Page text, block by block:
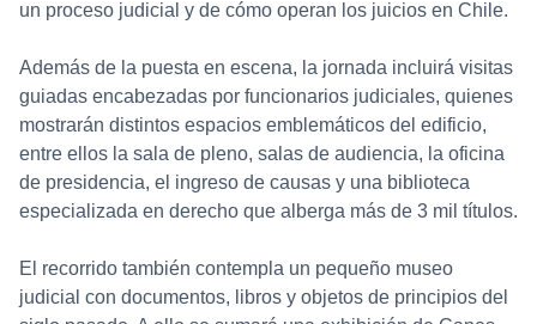
un proceso judicial y de cómo operan los juicios en Chile.
Además de la puesta en escena, la jornada incluirá visitas
guiadas encabezadas por funcionarios judiciales, quienes
mostrarán distintos espacios emblemáticos del edificio,
entre ellos la sala de pleno, salas de audiencia, la oficina
de presidencia, el ingreso de causas y una biblioteca
especializada en derecho que alberga más de 3 mil títulos.
El recorrido también contempla un pequeño museo
judicial con documentos, libros y objetos de principios del